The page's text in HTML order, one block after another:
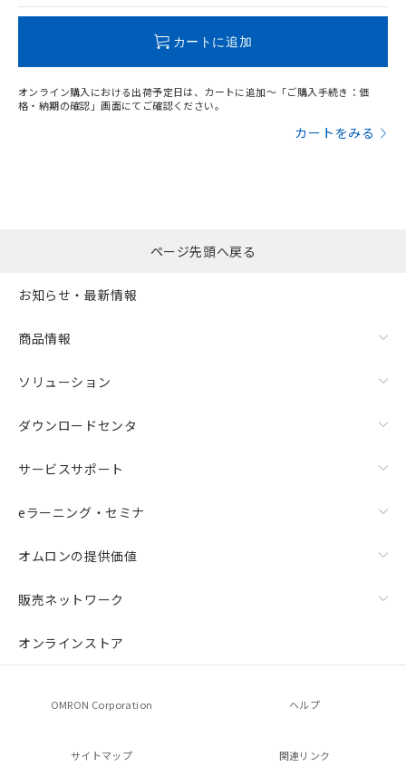
カートに追加
オンライン購入における出荷予定日は、カートに追加～「ご購入手続き：価
格・納期の確認」画面にてご確認ください。
カートをみる
ページ先頭へ戻る
お知らせ・最新情報
商品情報
ソリューション
ダウンロードセンタ
サービスサポート
eラーニング・セミナ
オムロンの提供価値
販売ネットワーク
オンラインストア
OMRON Corporation ヘルプ
サイトマップ 関連リンク